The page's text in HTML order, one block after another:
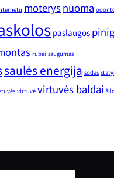
moterysnuoma
paslaugos
rūbai saugumas
saulės energija sodas
virtuvė virtuvės baldai